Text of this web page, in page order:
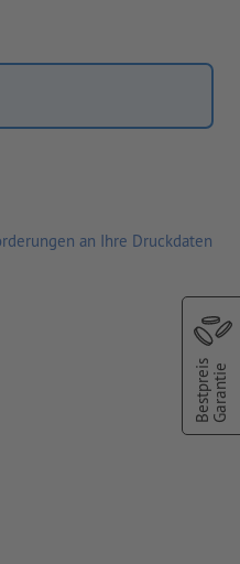
an Ihre Druckdaten
BestpreisGarantie